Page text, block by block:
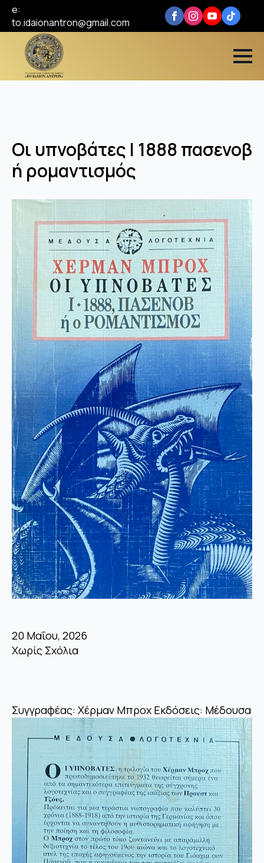
e:
to.idaionantron@gmail.com
Οι υπνοβάτες Ι 1888 πασενοβ
ή ρομαντισμός
20 Μαΐου, 2026
Χωρίς Σχόλια
Συγγραφέας: Χέρμαν Μπροχ Εκδόσεις: Μέδουσα